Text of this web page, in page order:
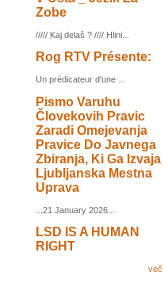
Zobe
///// Kaj delaš ? //// Hlini...
Rog RTV Présente:
Un prédicateur d'une ...
Pismo Varuhu
Človekovih Pravic
Zaradi Omejevanja
Pravice Do Javnega
Zbiranja, Ki Ga Izvaja
Ljubljanska Mestna
Uprava
...21 January 2026...
LSD IS A HUMAN
RIGHT
več